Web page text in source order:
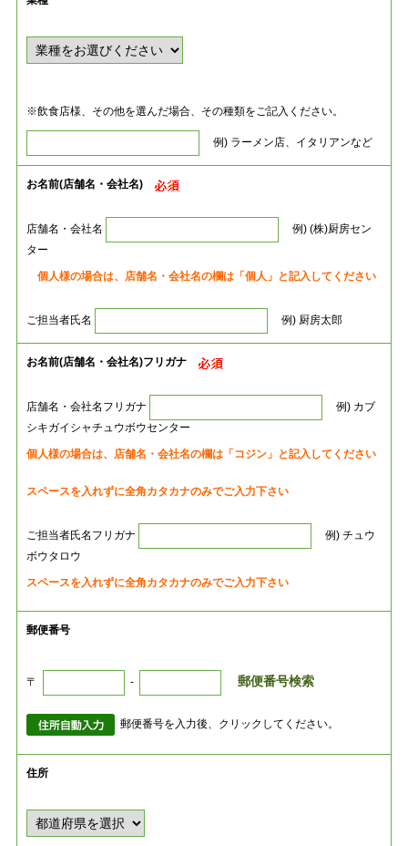
※飲食店様、その他を選んだ場合、その種類をご記入ください。
例) ラーメン店、イタリアンなど
お名前(店舗名・会社名)
店舗名・会社名
例) (株)厨房セン
ター
個人様の場合は、店舗名・会社名の欄は「個人」と記入してください
ご担当者氏名 例) 厨房太郎
お名前(店舗名・会社名)フリガナ
店舗名・会社名フリガナ
例) カブ
シキガイシャチュウボウセンター
個人様の場合は、店舗名・会社名の欄は「コジン」と記入してください
スペースを入れずに全角カタカナのみでご入力下さい
ご担当者氏名フリガナ
例) チュウ
ボウタロウ
スペースを入れずに全角カタカナのみでご入力下さい
郵便番号
〒 - 郵便番号検索
郵便番号を入力後、クリックしてください。
住所